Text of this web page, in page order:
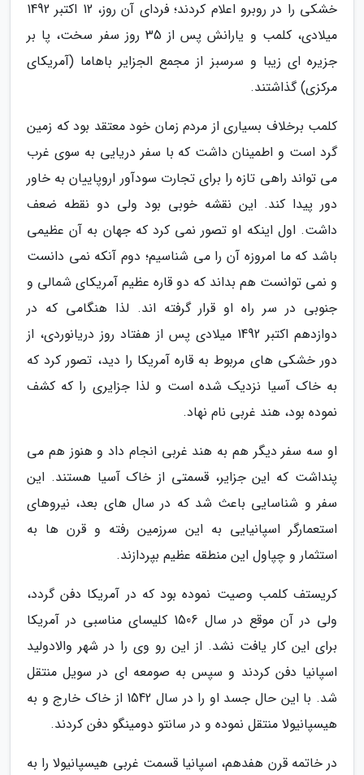
خشکی را در روبرو اعلام کردند؛ فردای آن روز، 12 اکتبر 1492
میلادی، کلمب و یارانش پس از 35 روز سفر سخت، پا بر
جزیره ای زیبا و سرسبز از مجمع الجزایر باهاما (آمریکای
مرکزی) گذاشتند.
کلمب برخلاف بسیاری از مردم زمان خود معتقد بود که زمین
گرد است و اطمینان داشت که با سفر دریایى به سوی غرب
می تواند راهی تازه را برای تجارت سودآور اروپاییان به خاور
دور پیدا کند. این نقشه خوبی بود ولی دو نقطه ضعف
داشت. اول اینکه او تصور نمی کرد که جهان به آن عظیمی
باشد که ما امروزه آن را می شناسیم؛ دوم آنکه نمی دانست
و نمی توانست هم بداند که دو قاره عظیم آمریکای شمالی و
جنوبی در سر راه او قرار گرفته اند. لذا هنگامی که در
دوازدهم اکتبر 1492 میلادی پس از هفتاد روز دریانوردی، از
دور خشکی های مربوط به قاره آمریکا را دید، تصور کرد که
به خاک آسیا نزدیک شده است و لذا جزایری را که کشف
نموده بود، هند غربی نام نهاد.
او سه سفر دیگر هم به هند غربی انجام داد و هنوز هم می
پنداشت که این جزایر، قسمتی از خاک آسیا هستند. این
سفر و شناسایی باعث شد که در سال های بعد، نیروهای
استعمارگر اسپانیایی به این سرزمین رفته و قرن ها به
استثمار و چپاول این منطقه عظیم بپردازند.
کریستف کلمب وصیت نموده بود که در آمریکا دفن گردد،
ولی در آن موقع در سال 1506 کلیسای مناسبی در آمریکا
برای این کار یافت نشد. از این رو وی را در شهر والادولید
اسپانیا دفن کردند و سپس به صومعه ای در سویل منتقل
شد. با این حال جسد او را در سال 1542 از خاک خارج و به
هیسپانیولا منتقل نموده و در سانتو دومینگو دفن کردند.
در خاتمه قرن هفدهم، اسپانیا قسمت غربی هیسپانیولا را به